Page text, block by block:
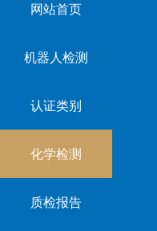
网站首页
机器人检测
认证类别
化学检测
质检报告